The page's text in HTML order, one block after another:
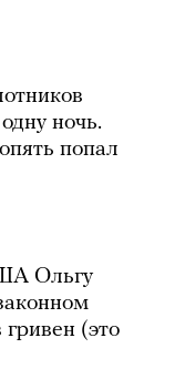
ночь.
попал
Ольгу
(это